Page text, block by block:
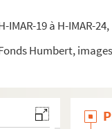
IMAR-19 à H-IMAR-
Humbert,
Saint Jean
Jean
Saint Jean